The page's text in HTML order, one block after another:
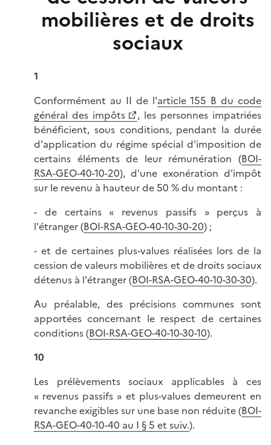
mobilières et de droits
sociaux
1
Conformément au II de l'article 155 B du code
général des impôts
, les personnes impatriées
bénéficient, sous conditions, pendant la durée
d'application du régime spécial d'imposition de
certains éléments de leur rémunération (BOI-
RSA-GEO-40-10-20), d'une exonération d'impôt
sur le revenu à hauteur de 50 % du montant :
- de certains « revenus passifs » perçus à
l'étranger (BOI-RSA-GEO-40-10-30-20) ;
- et de certaines plus-values réalisées lors de la
cession de valeurs mobilières et de droits sociaux
détenus à l'étranger (BOI-RSA-GEO-40-10-30-30).
Au préalable, des précisions communes sont
apportées concernant le respect de certaines
conditions (BOI-RSA-GEO-40-10-30-10).
10
Les prélèvements sociaux applicables à ces
« revenus passifs » et plus-values demeurent en
revanche exigibles sur une base non réduite (BOI-
RSA-GEO-40-10-40 au I § 5 et suiv.).